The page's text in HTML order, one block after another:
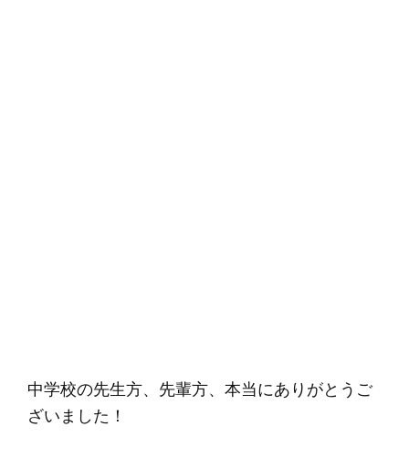
中学校の先生方、先輩方、本当にありがとうご
ざいました！